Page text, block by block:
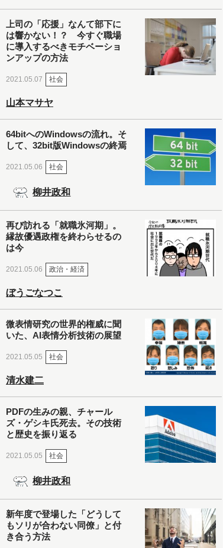
上司の「応援」なんて部下に
は響かない！？ 今すぐ職場
に導入するべきモチベーショ
ンアップの方法
2021.05.07 社会
山本マサヤ
64bitへのWindowsの流れ。そ
して、32bit版Windowsの終焉
2021.05.06 社会
柳井政和
再び訪れる「就職氷河期」。
縁故優遇政権を終わらせるの
は今
2021.05.06 政治・経済
ぼうごなつこ
微表情研究の世界的権威に聞
いた、AI表情分析技術の展望
2021.05.05 社会
清水建二
PDFの生みの親、チャール
ズ・ゲシキ氏死去。その技術
と歴史を振り返る
2021.05.05 社会
柳井政和
新年度で登場した「どうして
もソリが合わない同僚」と付
き合う方法